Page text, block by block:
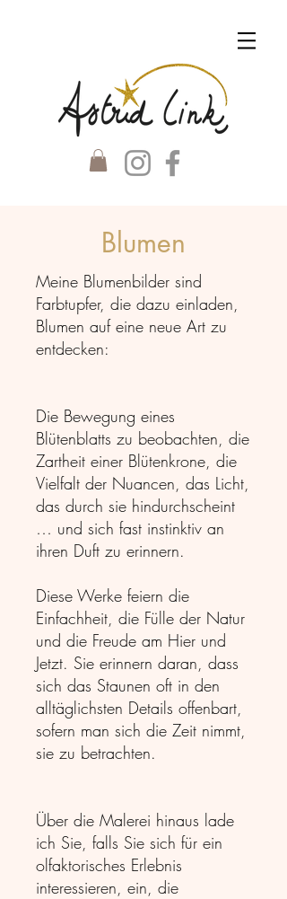
Blumen
Meine Blumenbilder sind
Farbtupfer, die dazu einladen,
Blumen auf eine neue Art zu
entdecken:
Die Bewegung eines
Blütenblatts zu beobachten, die
Zartheit einer Blütenkrone, die
Vielfalt der Nuancen, das Licht,
das durch sie hindurchscheint
… und sich fast instinktiv an
ihren Duft zu erinnern.
Diese Werke feiern die
Einfachheit, die Fülle der Natur
und die Freude am Hier und
Jetzt. Sie erinnern daran, dass
sich das Staunen oft in den
alltäglichsten Details offenbart,
sofern man sich die Zeit nimmt,
sie zu betrachten.
Über die Malerei hinaus lade
ich Sie, falls Sie sich für ein
olfaktorisches Erlebnis
interessieren, ein, die